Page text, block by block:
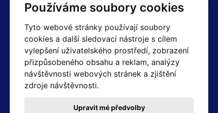
Používáme soubory cookies
Tyto webové stránky používají soubory
cookies a další sledovací nástroje s cílem
vylepšení uživatelského prostředí, zobrazení
přizpůsobeného obsahu a reklam, analýzy
návštěvnosti webových stránek a zjištění
zdroje návštěvnosti.
Upravit mé předvolby
+420 603 357 606 +420 605 234 204
Fakturační a expediční oddělení
+420 605 259 759 (Po–Pá: 7:30 – 15:00)
Technické oddělení
+420 603 355 085 (Po–Pá: 8:00 – 16:00)
servis@hotair.cz